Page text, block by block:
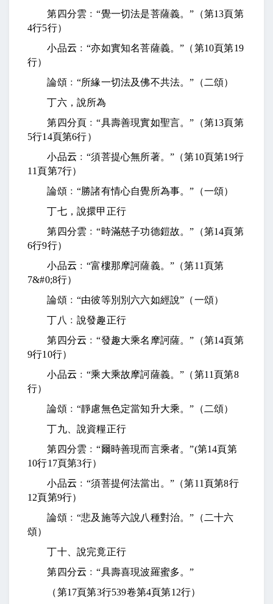
第四分雲﹕“覺一切法是菩薩義。”（第13頁第
4行5行）
小品云 ﹕“亦如實知名菩薩義。”（第10頁第19
行）
論頌﹕“所緣一切法及佛不共法。”（二頌）
丁六，說所為
第四分頁﹕“具壽善現實如聖言。”（第13頁第
5行14頁第6行）
小品云 ﹕“須菩提心無所著。”（第10頁第19行
11 頁第7行）
論頌﹕“勝諸有情心自覺所為事。”（一頌）
丁七，說擐甲正行
第四分雲﹕“時滿慈子功德鎧故。”（第14頁第
6行9行）
小品云 ﹕“富樓那摩訶薩義。”（第11 頁第
7&#0;8行）
論頌﹕“由彼等別別六六如經說”（一頌）
丁八﹕說發趣正行
第四分云 ﹕“發趣大乘名摩訶薩。”（第14頁第
9行10行）
小品云 ﹕“乘大乘故摩訶薩義。”（第11 頁第8
行）
論頌﹕“靜慮無色定當知升大乘。”（二頌）
丁九、說資糧正行
第四分雲﹕“爾時善現而言乘者。”(第14頁第
10行17頁第3行）
小品云 ﹕“須菩提何法當出。”（第11 頁第8行
12頁第9行）
論頌﹕“悲及施等六說八種對治。”（二十六
頌）
丁十、說完竟正行
第四分云 ﹕“具壽喜現波羅蜜多。”
（第17頁第3行539卷第4頁第12行）